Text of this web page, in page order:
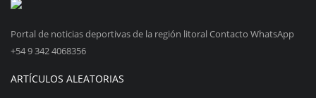
Portal de noticias deportivas de la región litoral Contacto WhatsApp
+54 9 342 4068356
ARTÍCULOS ALEATORIAS